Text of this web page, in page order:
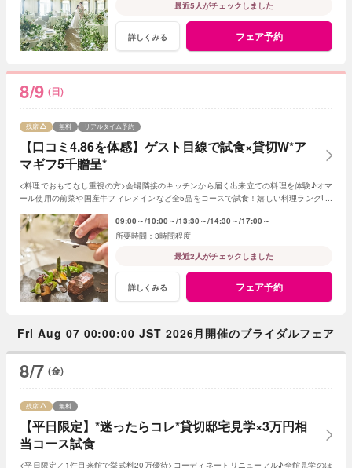
最近5人がチェックしました
詳しくみる フェア予約
8/9 (日)
【口コミ4.86を体感】ゲスト目線で試食×貸切W*ア
マギフ5千贈呈*
残席 無料 リアルタイム予約
<料理でおもてなし重視の方>会場隣接のキッチンから届く出来立ての料理を体験♪オマ
ール使用の前菜や国産牛フィレメインなど全5品をコースで試食！嬉しい料理ランクUP
09:00～ 10:00～ 13:30～ 14:30～ 17:00～
3時間程度
最近2人がチェックしました
詳しくみる フェア予約
Fri Aug 07 00:00:00 JST 2026月開催のブライダルフェア
8/7 (金)
【平日限定】*迷ったらコレ*貸切邸宅見学×3万円相
当コース試食
残席 無料
<平日限定／1件目来館で挙式料20万優待>コーディネートリニューアル♪全館見学のほ